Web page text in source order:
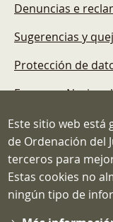
Denuncias e
Sugerencias y
Protección de
Esquema
Dirección General
Juego
Este sitio web está
de Ordenación del
terceros para
Estas cookies no
ningún tipo de